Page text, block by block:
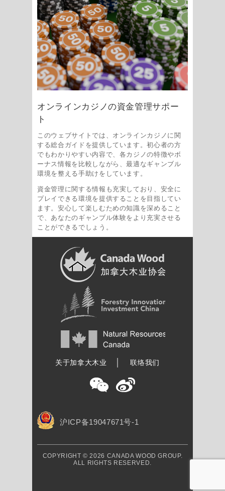
オンラインカジノの資金管理サポー
ト
このウェブサイトでは、オンラインカジノに関
する総合ガイドを提供しています。初心者の方
でもわかりやすい内容で、各カジノの特徴やボ
ーナス情報を比較しながら、最適なギャンブル
環境を整える手助けをしています。
資金管理に関する情報も充実しており、安全に
プレイできる環境を提供することを目指してい
ます。安心して楽しむための知識を深めること
で、あなたのギャンブル体験をより充実させる
ことができるでしょう。
关于加拿大木业 联络我们
沪ICP备19047671号-1
COPYRIGHT © 2026 CANADA WOOD GROUP.
ALL RIGHTS RESERVED.